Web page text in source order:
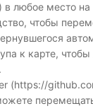
любое место на
чтобы
к карте,
(https://